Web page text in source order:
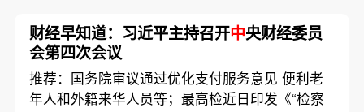
财经早知道：习近平主持召开中央财经委员
会第四次会议
推荐：国务院审议通过优化支付服务意见 便利老
年人和外籍来华人员等；最高检近日印发《“检察